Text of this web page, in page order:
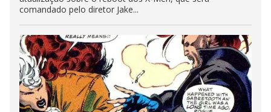
comandado pelo diretor Jake...